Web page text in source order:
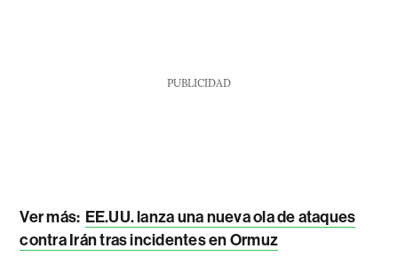
PUBLICIDAD
Ver más: EE.UU. lanza una nueva ola de ataques
contra Irán tras incidentes en Ormuz